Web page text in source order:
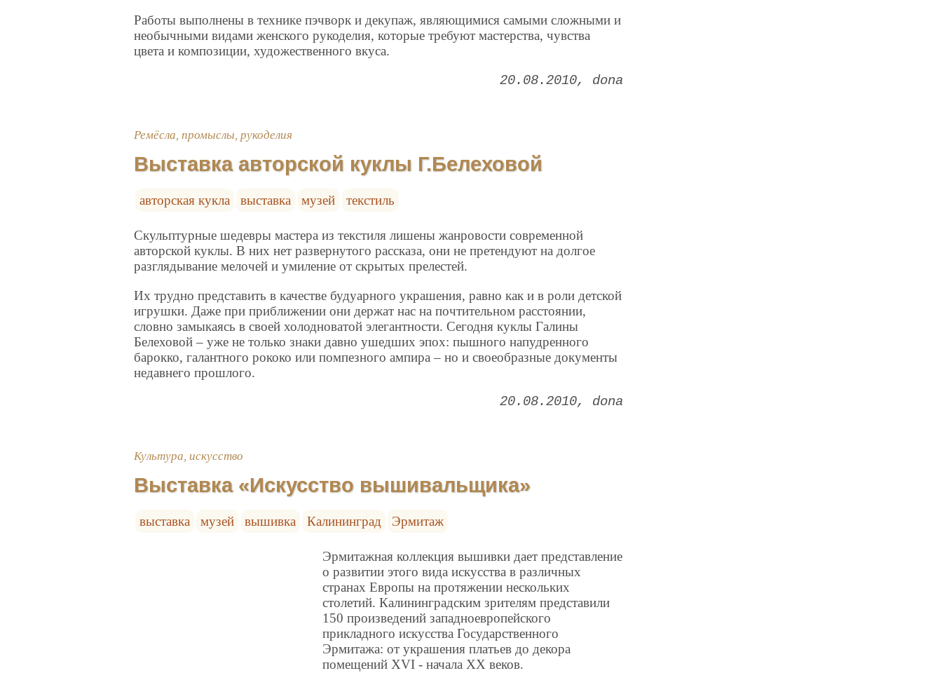
Работы выполнены в технике пэчворк и декупаж, являющимися самыми сложными и
необычными видами женского рукоделия, которые требуют мастерства, чувства
цвета и композиции, художественного вкуса.
20.08.2010 dona
Ремёсла, промыслы, рукоделия
Выставка авторской куклы Г.Белеховой
авторская кукла выставка музей текстиль
Скульптурные шедевры мастера из текстиля лишены жанровости современной
авторской куклы. В них нет развернутого рассказа, они не претендуют на долгое
разглядывание мелочей и умиление от скрытых прелестей.
Их трудно представить в качестве будуарного украшения, равно как и в роли детской
игрушки. Даже при приближении они держат нас на почтительном расстоянии,
словно замыкаясь в своей холодноватой элегантности. Сегодня куклы Галины
Белеховой – уже не только знаки давно ушедших эпох: пышного напудренного
барокко, галантного рококо или помпезного ампира – но и своеобразные документы
недавнего прошлого.
20.08.2010 dona
Культура, искусство
Выставка «Искусство вышивальщика»
выставка музей вышивка Калининград Эрмитаж
Эрмитажная коллекция вышивки дает представление
о развитии этого вида искусства в различных
странах Европы на протяжении нескольких
столетий. Калининградским зрителям представили
150 произведений западноевропейского
прикладного искусства Государственного
Эрмитажа: от украшения платьев до декора
помещений XVI - начала XX веков.